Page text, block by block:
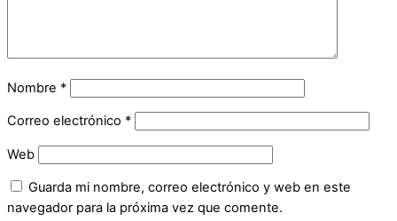
Nombre *
Correo electrónico *
Web
Guarda mi nombre, correo electrónico y web en este
navegador para la próxima vez que comente.